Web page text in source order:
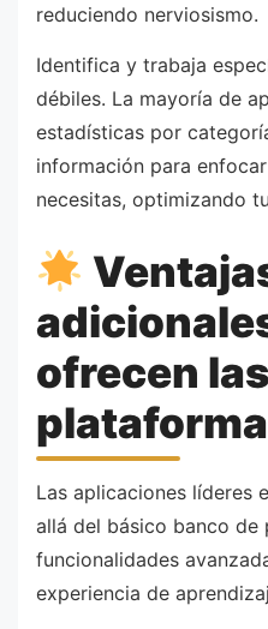
reduciendo nerviosismo.
Identifica y trabaja
débiles. La mayoría de
estadísticas por
información para
necesitas, optimizando
ofrecen
Las aplicaciones líderes
allá del básico banco de
funcionalidades
experiencia de